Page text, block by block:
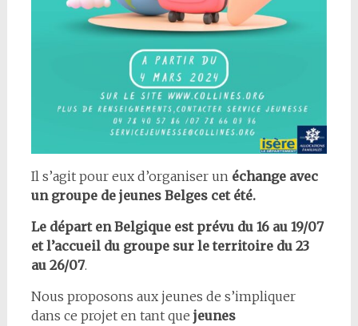
Il s’agit pour eux d’organiser un échange avec
un groupe de jeunes Belges cet été.
Le départ en Belgique est prévu du 16 au 19/07
et l’accueil du groupe sur le territoire du 23
au 26/07.
Nous proposons aux jeunes de s’impliquer
dans ce projet en tant que jeunes